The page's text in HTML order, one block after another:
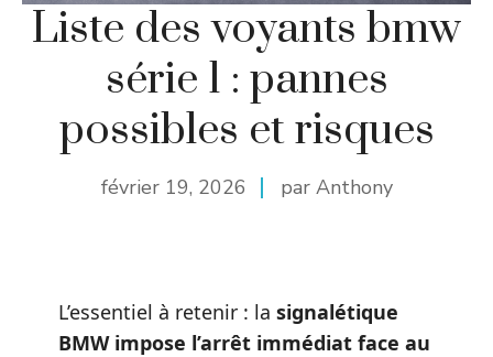
Liste des voyants bmw
série 1 : pannes
possibles et risques
février 19, 2026 par Anthony
L’essentiel à retenir : la signalétique
BMW impose l’arrêt immédiat face au